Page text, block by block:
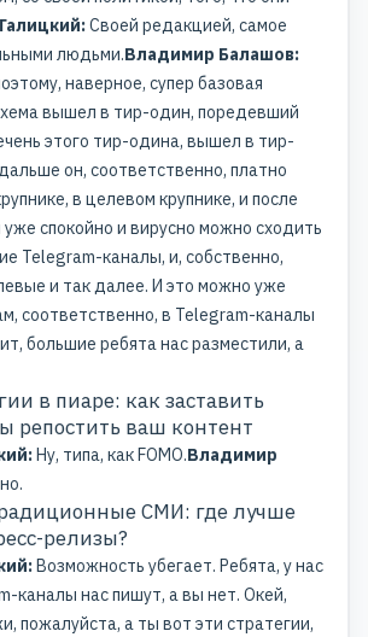
Своей редакцией, самое
людьми.Владимир Балашов:
наверное, супер базовая
вышел в тир-один, поредевший
этого тир-одина, вышел в тир-
он, соответственно, платно
в целевом крупнике, и после
уже спокойно и вирусно можно сходить
Telegram-каналы, и, собственно,
и так далее. И это можно уже
соответственно, в Telegram-каналы
большие ребята нас разместили, а
в пиаре: как заставить
репостить ваш контент
Ну, типа, как FOMO.Владимир
СМИ: где лучше
релизы?
Возможность убегает. Ребята, у нас
каналы нас пишут, а вы нет. Окей,
пожалуйста, а ты вот эти стратегии,